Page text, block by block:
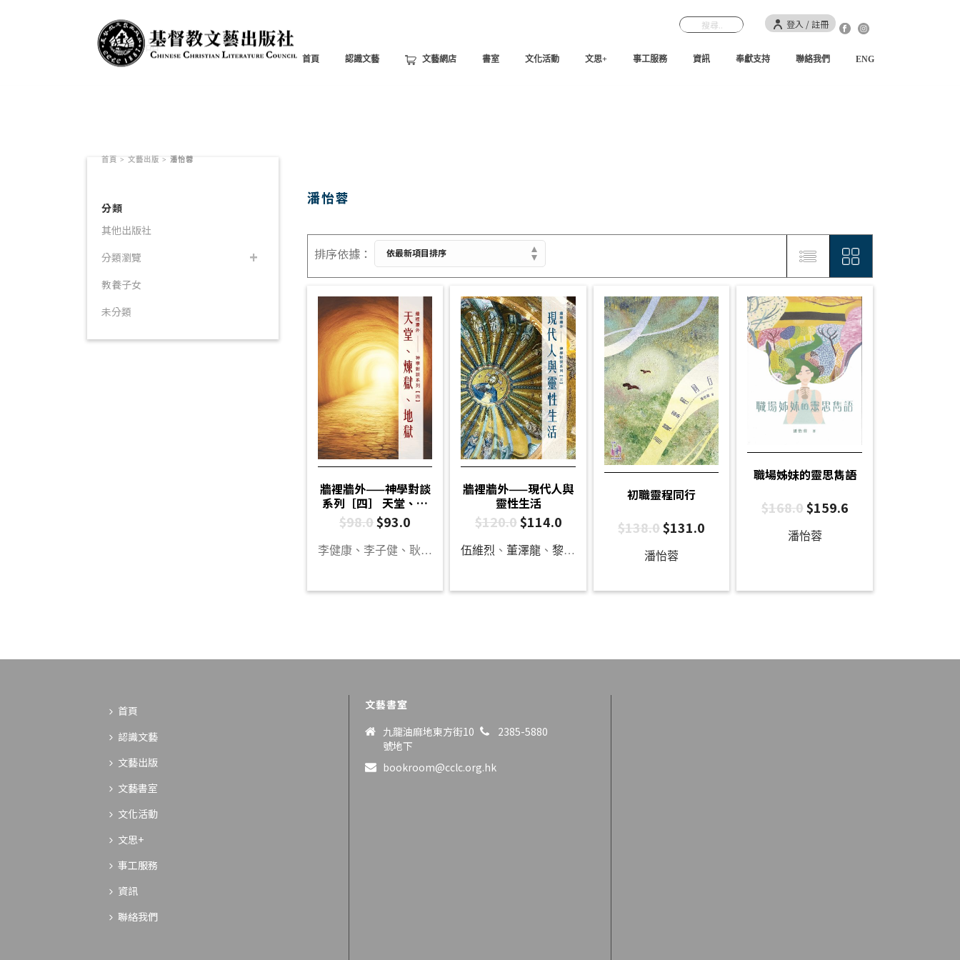
登入 / 註冊
首頁 認識文藝 文藝網店 書室 文化活動 文思+ 事工服務 資訊 奉獻支持 聯絡我們 ENG
書籍產品
首頁 > 文藝出版 > 潘怡蓉
潘怡蓉
牆裡牆外——神學對談
系列［四］ 天堂、煉
獄、地獄
$98.0$93.0
李健康、李子健、耿占河、何善斌、白德培、袁浩俊、陳曉琪、李一帆、楊文傑
牆裡牆外——現代人與
靈性生活
$120.0$114.0
伍維烈 、 董澤龍 、黎嘉賢 龐思奮、
初職靈程同行
$138.0$131.0
潘怡蓉
職場姊妹的靈思雋語
$168.0$159.6
潘怡蓉
分類
其他出版社
分類瀏覽
教養子女
未分類
首頁
認識文藝
文藝出版
文藝書室
文化活動
文思+
事工服務
資訊
聯絡我們
文藝書室
九龍油麻地東方街10
號地下
2385-5880
bookroom@cclc.org.hk